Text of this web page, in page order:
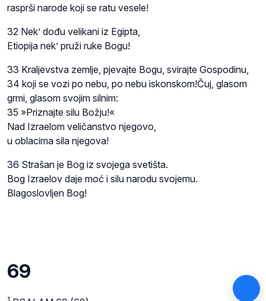
rasprši narode koji se ratu vesele!
32 Nek’ dođu velikani iz Egipta,
Etiopija nek’ pruži ruke Bogu!
33 Kraljevstva zemlje, pjevajte Bogu, svirajte Gospodinu,
34 koji se vozi po nebu, po nebu iskonskom!Čuj, glasom
grmi, glasom svojim silnim:
35 »Priznajte silu Božju!«
Nad Izraelom veličanstvo njegovo,
u oblacima sila njegova!
36 Strašan je Bog iz svojega svetišta.
Bog Izraelov daje moć i silu narodu svojemu.
Blagoslovljen Bog!
69